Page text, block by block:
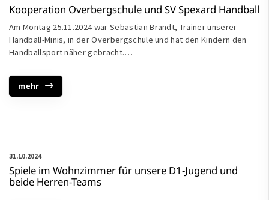
Kooperation Overbergschule und SV Spexard Handball
Am Montag 25.11.2024 war Sebastian Brandt, Trainer unserer
Handball-Minis, in der Overbergschule und hat den Kindern den
Handballsport näher gebracht.…
mehr
31.10.2024
Spiele im Wohnzimmer für unsere D1-Jugend und
beide Herren-Teams